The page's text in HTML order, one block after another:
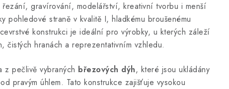
gravírování, modelářství, kreativní tvorbu i menší
pohledové straně v kvalitě I, hladkému broušenému
konstrukci je ideální pro výrobky, u kterých záleží
čistých hranách a reprezentativním vzhledu.
z pečlivě vybraných březových dýh, které jsou ukládány
pravým úhlem. Tato konstrukce zajišťuje vysokou